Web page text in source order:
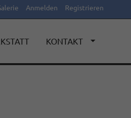
Anmelden Registrieren
KONTAKT